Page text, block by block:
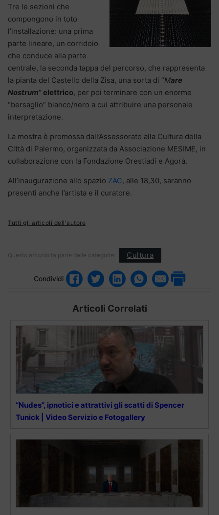
Tre le sezioni che
compongono in toto
l’installazione: una prima
parte lineare, un corridoio
che conduce alla parte
centrale, la seconda tappa del percorso, che rappresenta
la pianta del Castello della Zisa, una sorta di “Mare
Nostrum” elettrico, per poi terminare con un enorme
“bersaglio” bianco/nero a cui attribuire una personale
interpretazione.
La mostra è promossa dall’Assessorato alla Cultura della
Città di Palermo, organizzata da Associazione MESIME, in
collaborazione con la Fondazione Orestiadi e Agorà.
All’inaugurazione allo spazio ZAC, alle 18,30, saranno
presenti anche l’artista e il curatore.
Tutti gli articoli dell'autore
Questo articolo fa parte delle categorie: Cultura
Condividi
Articoli Correlati
“Nudes”, ipnotici e attrattivi gli scatti di Spencer
Tunick | Video Servizio e Fotogallery